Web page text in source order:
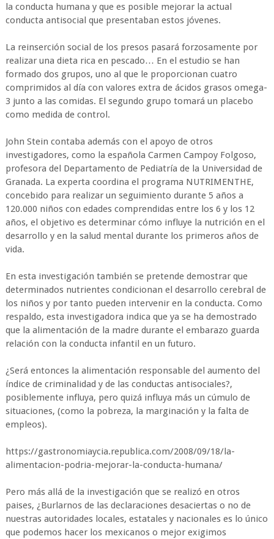
la conducta humana y que es posible mejorar la actual
conducta antisocial que presentaban estos jóvenes.
La reinserción social de los presos pasará forzosamente por
realizar una dieta rica en pescado… En el estudio se han
formado dos grupos, uno al que le proporcionan cuatro
comprimidos al día con valores extra de ácidos grasos omega-
3 junto a las comidas. El segundo grupo tomará un placebo
como medida de control.
John Stein contaba además con el apoyo de otros
investigadores, como la española Carmen Campoy Folgoso,
profesora del Departamento de Pediatría de la Universidad de
Granada. La experta coordina el programa NUTRIMENTHE,
concebido para realizar un seguimiento durante 5 años a
120.000 niños con edades comprendidas entre los 6 y los 12
años, el objetivo es determinar cómo influye la nutrición en el
desarrollo y en la salud mental durante los primeros años de
vida.
En esta investigación también se pretende demostrar que
determinados nutrientes condicionan el desarrollo cerebral de
los niños y por tanto pueden intervenir en la conducta. Como
respaldo, esta investigadora indica que ya se ha demostrado
que la alimentación de la madre durante el embarazo guarda
relación con la conducta infantil en un futuro.
¿Será entonces la alimentación responsable del aumento del
índice de criminalidad y de las conductas antisociales?,
posiblemente influya, pero quizá influya más un cúmulo de
situaciones, (como la pobreza, la marginación y la falta de
empleos).
https://gastronomiaycia.republica.com/2008/09/18/la-
alimentacion-podria-mejorar-la-conducta-humana/
Pero más allá de la investigación que se realizó en otros
paises, ¿Burlarnos de las declaraciones desaciertas o no de
nuestras autoridades locales, estatales y nacionales es lo único
que podemos hacer los mexicanos o mejor exigimos